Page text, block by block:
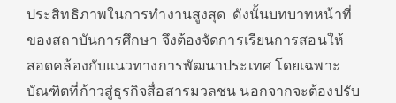
ประสิทธิภาพในการทำงานสูงสุด ดังนั้นบทบาทหน้าที่
ของสถาบันการศึกษา จึงต้องจัดการเรียนการสอนให้
สอดคล้องกับแนวทางการพัฒนาประเทศ โดยเฉพาะ
บัณฑิตที่ก้าวสู่ธุรกิจสื่อสารมวลชน นอกจากจะต้องปรับ